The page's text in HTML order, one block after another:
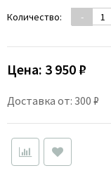
Количество: -
Цена: 3 950 ₽
Доставка от: 300 ₽